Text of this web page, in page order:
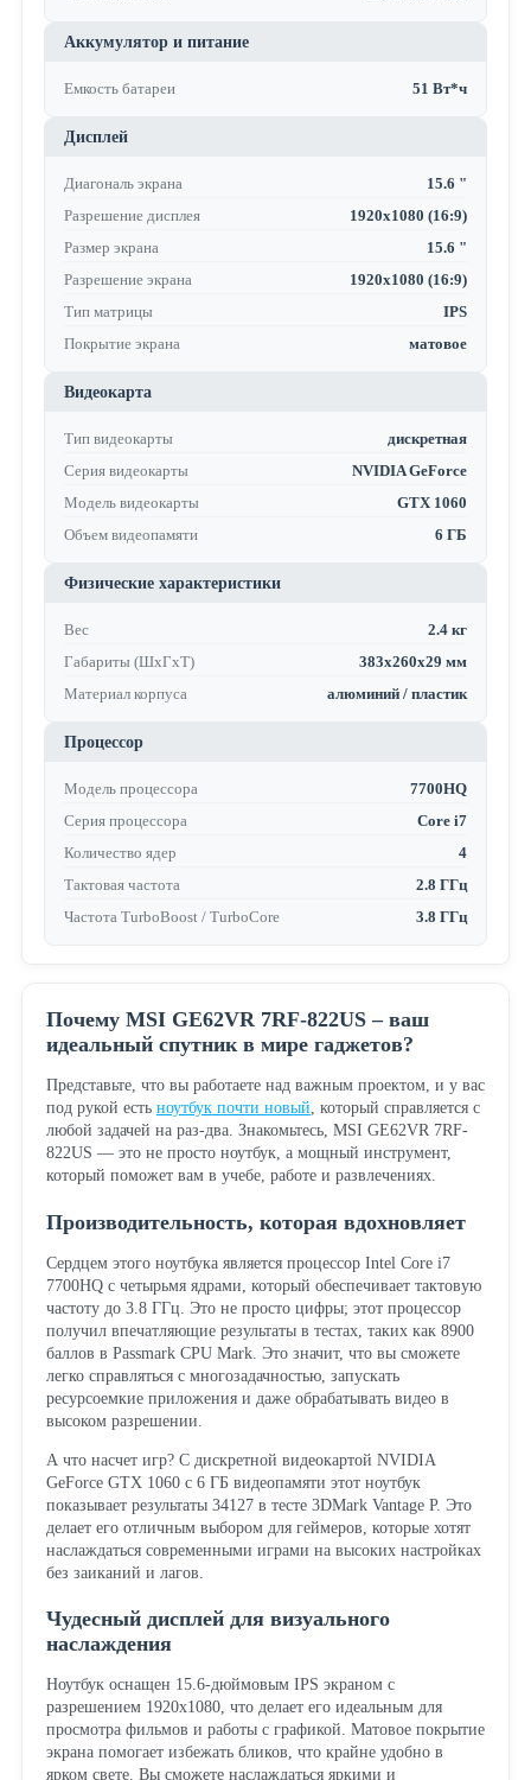
Аккумулятор и питание
Емкость батареи 51 Вт*ч
Дисплей
Диагональ экрана
15.6 "
Разрешение дисплея
1920x1080 (16:9)
Размер экрана
15.6 "
Разрешение экрана
1920x1080 (16:9)
Тип матрицы
IPS
Покрытие экрана
матовое
Видеокарта
Тип видеокарты
дискретная
Серия видеокарты
NVIDIA GeForce
Модель видеокарты
GTX 1060
Объем видеопамяти
6 ГБ
Физические характеристики
Вес
2.4 кг
Габариты (ШхГхТ)
383x260x29 мм
Материал корпуса
алюминий / пластик
Процессор
Модель процессора
7700HQ
Серия процессора
Core i7
Количество ядер
4
Тактовая частота
2.8 ГГц
Частота TurboBoost / TurboCore
3.8 ГГц
Почему MSI GE62VR 7RF-822US – ваш
идеальный спутник в мире гаджетов?
Представьте, что вы работаете над важным проектом, и у вас
под рукой есть ноутбук почти новый, который справляется с
любой задачей на раз-два. Знакомьтесь, MSI GE62VR 7RF-
822US — это не просто ноутбук, а мощный инструмент,
который поможет вам в учебе, работе и развлечениях.
Производительность, которая вдохновляет
Сердцем этого ноутбука является процессор Intel Core i7
7700HQ с четырьмя ядрами, который обеспечивает тактовую
частоту до 3.8 ГГц. Это не просто цифры; этот процессор
получил впечатляющие результаты в тестах, таких как 8900
баллов в Passmark CPU Mark. Это значит, что вы сможете
легко справляться с многозадачностью, запускать
ресурсоемкие приложения и даже обрабатывать видео в
высоком разрешении.
А что насчет игр? С дискретной видеокартой NVIDIA
GeForce GTX 1060 с 6 ГБ видеопамяти этот ноутбук
показывает результаты 34127 в тесте 3DMark Vantage P. Это
делает его отличным выбором для геймеров, которые хотят
наслаждаться современными играми на высоких настройках
без заиканий и лагов.
Чудесный дисплей для визуального
наслаждения
Ноутбук оснащен 15.6-дюймовым IPS экраном с
разрешением 1920x1080, что делает его идеальным для
просмотра фильмов и работы с графикой. Матовое покрытие
экрана помогает избежать бликов, что крайне удобно в
ярком свете. Вы сможете наслаждаться яркими и